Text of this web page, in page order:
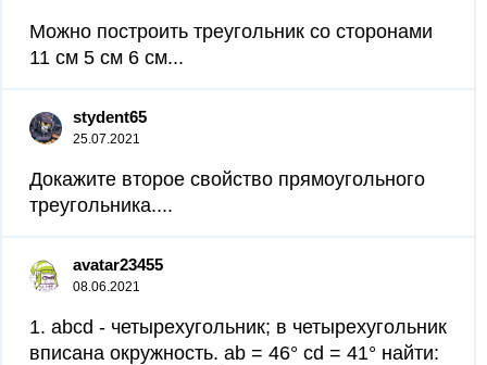
Можно построить треугольник со сторонами
11 см 5 см 6 см...
stydent65
25.07.2021
Докажите второе свойство прямоугольного
треугольника....
avatar23455
08.06.2021
1. abcd - четырехугольник; в четырехугольник
вписана окружность. ab = 46° cd = 41° найти: